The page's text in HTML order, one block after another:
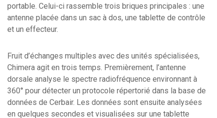
portable. Celui-ci rassemble trois briques principales : une
antenne placée dans un sac à dos, une tablette de contrôle
et un effecteur.
Fruit d’échanges multiples avec des unités spécialisées,
Chimera agit en trois temps. Premièrement, l’antenne
dorsale analyse le spectre radiofréquence environnant à
360° pour détecter un protocole répertorié dans la base de
données de Cerbair. Les données sont ensuite analysées
en quelques secondes et visualisées sur une tablette